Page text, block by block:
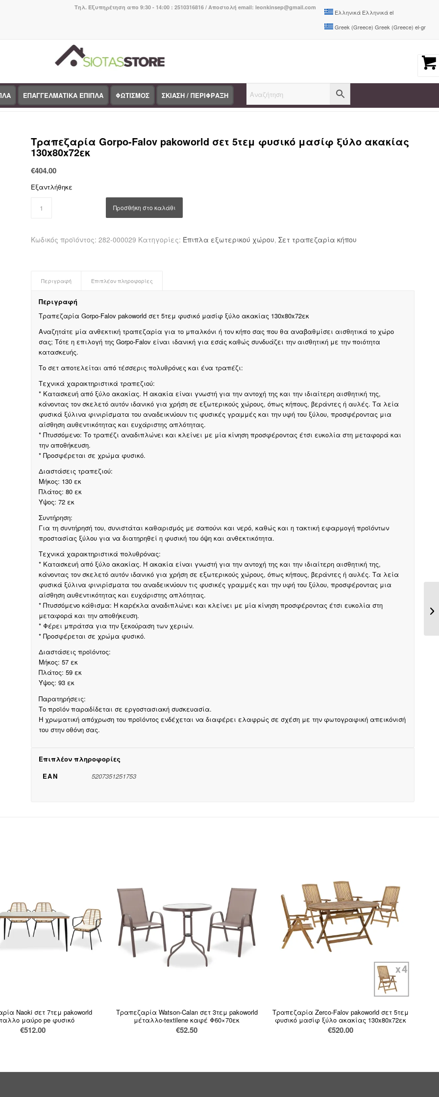
Ελληνικά Ελληνικάel
Greek (Greece) Greek (Greece) el-gr
Τηλ. Εξυπηρέτηση απο 9:30 - 14:00 : 2510316816 / Αποστολή email: leonkinsep@gmail.com
ΕΠΑΓΓΕΛΜΑΤΙΚΑ ΕΠΙΠΛΑ ΦΩΤΙΣΜΟΣ ΣΚΙΑΣΗ / ΠΕΡΙΦΡΑΞΗ
Home Κατάστημα / Έπιπλα εξωτερικού χώρου / Σετ τραπεζαρία κήπου / Τραπεζαρία Gorpo-Falov pakoworld σετ 5τεμ φυσικό μασίφ ξύλο ακακίας 13...
Τραπεζαρία Gorpo-Falov pakoworld σετ 5τεμ φυσικό μασίφ ξύλο ακακίας
130x80x72εκ
€404.00
Εξαντλήθηκε
Προσθήκη στο καλάθι
Κωδικός προϊόντος: 282-000029 Κατηγορίες: Έπιπλα εξωτερικού χώρου, Σετ τραπεζαρία κήπου
Περιγραφή Επιπλέον πληροφορίες
Περιγραφή
Τραπεζαρία Gorpo-Falov pakoworld σετ 5τεμ φυσικό μασίφ ξύλο ακακίας 130x80x72εκ
Αναζητάτε μία ανθεκτική τραπεζαρία για το μπαλκόνι ή τον κήπο σας που θα αναβαθμίσει αισθητικά το χώρο
σας; Τότε η επιλογή της Gorpo-Falov είναι ιδανική για εσάς καθώς συνδυάζει την αισθητική με την ποιότητα
κατασκευής.
Το σετ αποτελείται από τέσσερις πολυθρόνες και ένα τραπέζι:
Τεχνικά χαρακτηριστικά τραπεζιού:
* Κατασκευή από ξύλο ακακίας. Η ακακία είναι γνωστή για την αντοχή της και την ιδιαίτερη αισθητική της,
κάνοντας τον σκελετό αυτόν ιδανικό για χρήση σε εξωτερικούς χώρους, όπως κήπους, βεράντες ή αυλές. Τα λεία
φυσικά ξύλινα φινιρίσματα του αναδεικνύουν τις φυσικές γραμμές και την υφή του ξύλου, προσφέροντας μια
αίσθηση αυθεντικότητας και ευχάριστης απλότητας.
* Πτυσσόμενο: Το τραπέζι αναδιπλώνει και κλείνει με μία κίνηση προσφέροντας έτσι ευκολία στη μεταφορά και
την αποθήκευση.
* Προσφέρεται σε χρώμα φυσικό.
Διαστάσεις τραπεζιού:
Μήκος: 130 εκ
Πλάτος: 80 εκ
Ύψος: 72 εκ
Συντήρηση:
Για τη συντήρησή του, συνιστάται καθαρισμός με σαπούνι και νερό, καθώς και η τακτική εφαρμογή προϊόντων
προστασίας ξύλου για να διατηρηθεί η φυσική του όψη και ανθεκτικότητα.
Τεχνικά χαρακτηριστικά πολυθρόνας:
* Κατασκευή από ξύλο ακακίας. Η ακακία είναι γνωστή για την αντοχή της και την ιδιαίτερη αισθητική της,
κάνοντας τον σκελετό αυτόν ιδανικό για χρήση σε εξωτερικούς χώρους, όπως κήπους, βεράντες ή αυλές. Τα λεία
φυσικά ξύλινα φινιρίσματα του αναδεικνύουν τις φυσικές γραμμές και την υφή του ξύλου, προσφέροντας μια
αίσθηση αυθεντικότητας και ευχάριστης απλότητας.
* Πτυσσόμενο κάθισμα: Η καρέκλα αναδιπλώνει και κλείνει με μία κίνηση προσφέροντας έτσι ευκολία στη
μεταφορά και την αποθήκευση.
* Φέρει μπράτσα για την ξεκούραση των χεριών.
* Προσφέρεται σε χρώμα φυσικό.
Διαστάσεις προϊόντος:
Μήκος: 57 εκ
Πλάτος: 59 εκ
Ύψος: 93 εκ
Παρατηρήσεις:
Το προϊόν παραδίδεται σε εργοστασιακή συσκευασία.
Η χρωματική απόχρωση του προϊόντος ενδέχεται να διαφέρει ελαφρώς σε σχέση με την φωτογραφική απεικόνισή
του στην οθόνη σας.
Επιπλέον πληροφορίες
EAN
5207351251753
Naoki σετ 7τεμ pakoworld
μαύρο pe φυσικό
€512.00
Τραπεζαρία Watson-Calan σετ 3τεμ pakoworld
μέταλλο-textilene καφέ Φ60×70εκ
€52.50
Τραπεζαρία Zerco-Falov pakoworld σετ 5τεμ
φυσικό μασίφ ξύλο ακακίας 130x80x72εκ
€520.00